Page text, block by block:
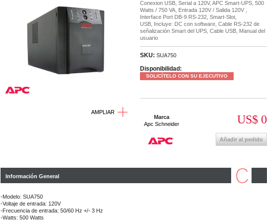
AMPLIAR
Conexion USB, Serial a 120V, APC Smart-UPS, 500
Watts / 750 VA, Entrada 120V / Salida 120V ,
Interface Port DB-9 RS-232, Smart-Slot,
USB, Incluye: DC con software, Cable RS-232 de
señalización Smart del UPS, Cable USB, Manual del
usuario
SKU: SUA750
Disponibilidad:
SOLICÍTELO CON SU EJECUTIVO
US$ 0
Añadir al pedido
Marca
Apc Schneider
Información General
-Modelo: SUA750
-Voltaje de entrada: 120V
-Frecuencia de entrada: 50/60 Hz +/- 3 Hz
-Watts: 500 Watts